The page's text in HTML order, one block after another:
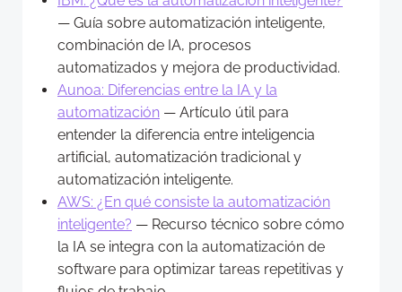
— Guía sobre automatización inteligente,
combinación de IA, procesos
automatizados y mejora de productividad.
Aunoa: Diferencias entre la IA y la
automatización — Artículo útil para
entender la diferencia entre inteligencia
artificial, automatización tradicional y
automatización inteligente.
AWS: ¿En qué consiste la automatización
inteligente? — Recurso técnico sobre cómo
la IA se integra con la automatización de
software para optimizar tareas repetitivas y